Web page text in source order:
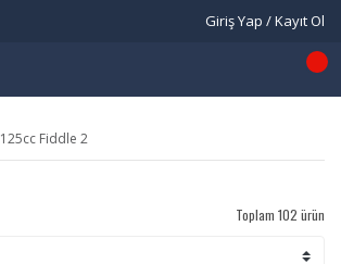
Giriş Yap / Kayıt Ol
125cc Fiddle 2
Toplam 102 ürün